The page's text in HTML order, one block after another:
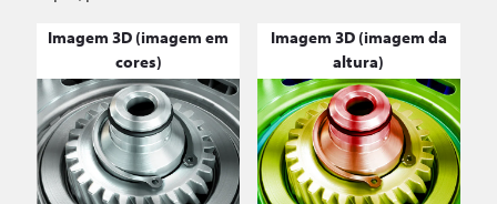
Imagem 3D (imagem em
cores)
Imagem 3D (imagem da
altura)